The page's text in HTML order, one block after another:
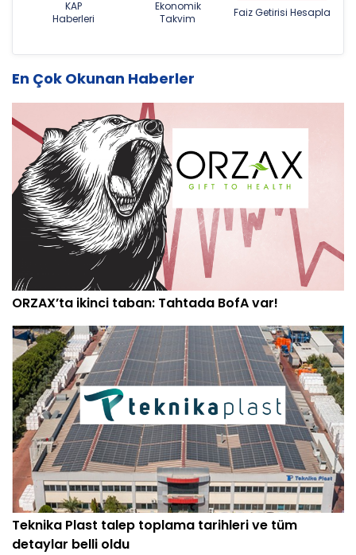
KAP
Haberleri
Ekonomik
Takvim
Faiz Getirisi Hesapla
En Çok Okunan Haberler
ORZAX’ta ikinci taban: Tahtada BofA var!
Teknika Plast talep toplama tarihleri ve tüm
detaylar belli oldu